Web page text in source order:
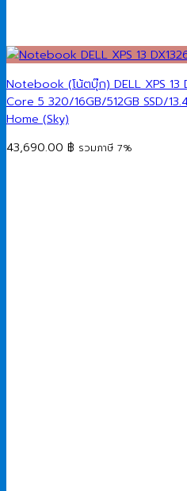
Notebook (โน้ตบุ๊ก) DELL XPS 13
Core 5 320/16GB/512GB SSD/
Home (Sky)
43,690.00 ฿ รวมภาษี 7%